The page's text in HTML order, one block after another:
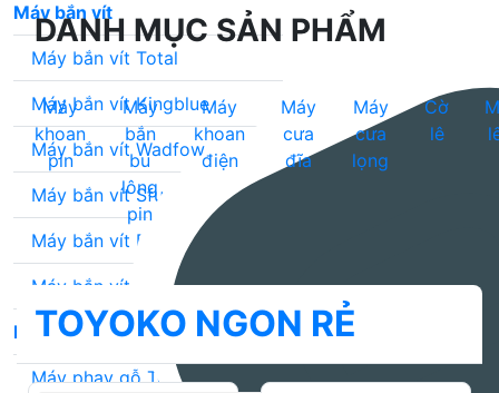
Máy bắn vít
Máy bắn vít Total
Máy bắn vít Kingblue
Máy bắn vít Wadfow
Máy bắn vít Sfunpro
Máy bắn vít DCA
Máy bắn vít Hukan
Máy phay gỗ
Máy phay gỗ Total
DANH MỤC SẢN PHẨM
Máy
khoan
pin
Máy
bắn
bu
lông
pin
Máy
khoan
điện
Máy
cưa
đĩa
Máy
cưa
lọng
Cờ
lê
TOYOKO NGON RẺ